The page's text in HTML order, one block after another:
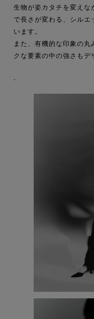
生物が姿カタチを変え
で⻑さが変わる、シル
います。
また、有機的な印象の
クな要素の中の強さもデ
.